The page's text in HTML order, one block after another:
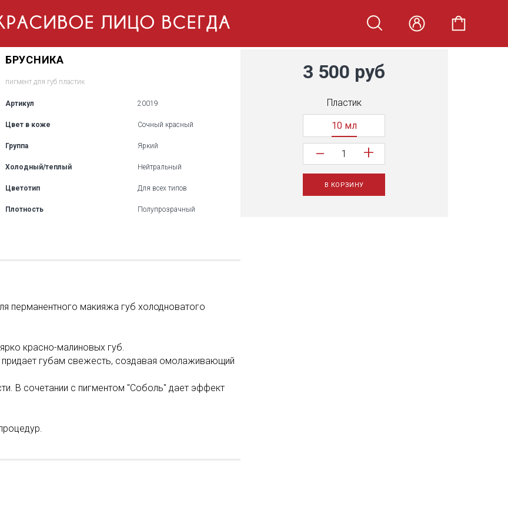
БРУСНИКА
пигмент для губ пластик
Артикул 20019
Цвет в коже Сочный красный
Группа Яркий
Холодный/теплый Нейтральный
Цветотип Для всех типов
Плотность Полупрозрачный
3 500 руб
Пластик
10 мл
− +
В КОРЗИНУ
перманентного макияжа губ холодноватого
красно-малиновых губ.
губам свежесть, создавая омолаживающий
В сочетании с пигментом "Соболь" дает эффект